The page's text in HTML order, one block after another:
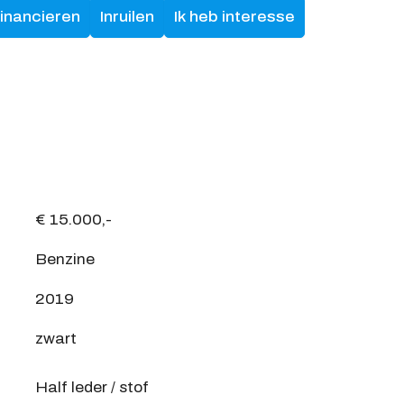
Inruilen Ik heb interesse
€ 15.000,-
Benzine
2019
zwart
Half leder / stof